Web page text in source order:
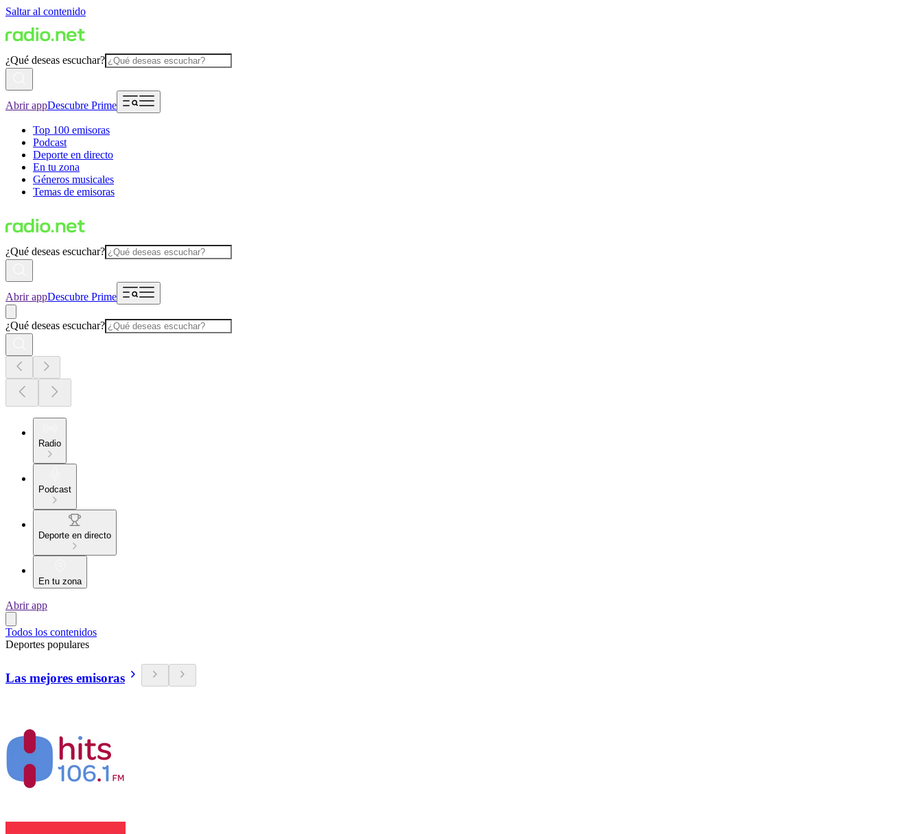
Saltar al contenido
¿Qué deseas escuchar?
Abrir appDescubre Prime
Top 100 emisoras
Podcast
Deporte en directo
En tu zona
Géneros musicales
Temas de emisoras
¿Qué deseas escuchar?
Abrir appDescubre Prime
¿Qué deseas escuchar?
Radio
Podcast
Deporte en directo
En tu zona
Abrir app
Todos los contenidos
Deportes populares
Las mejores emisoras